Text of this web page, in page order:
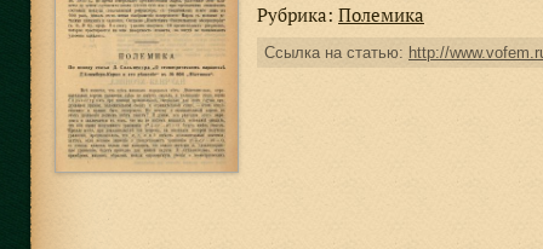
Рубрика: Полемика
Ссылка на статью: http://